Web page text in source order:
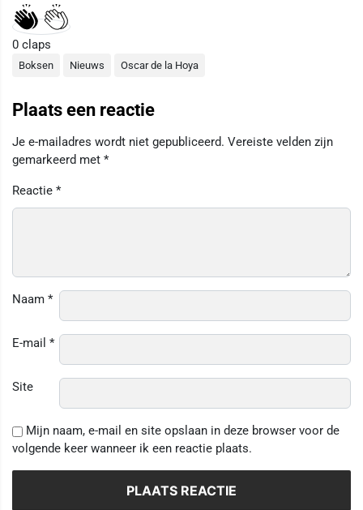
0 claps
Boksen Nieuws Oscar de la Hoya
Plaats een reactie
Je e-mailadres wordt niet gepubliceerd. Vereiste velden zijn
gemarkeerd met *
Reactie *
Naam *
E-mail *
Site
Mijn naam, e-mail en site opslaan in deze browser voor de
volgende keer wanneer ik een reactie plaats.